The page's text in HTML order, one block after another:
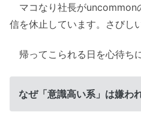
マコなり社長がuncommon
信を休止しています。さびし
帰ってこられる日を心待ち
なぜ「意識高い系」は嫌わ